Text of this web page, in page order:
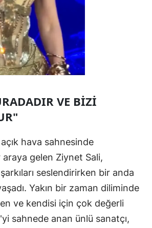
VE BİZİ
hava sahnesinde
araya gelen Ziynet Sali,
seslendirirken bir anda
Yakın bir zaman diliminde
ve kendisi için çok değerli
sahnede anan ünlü sanatçı,